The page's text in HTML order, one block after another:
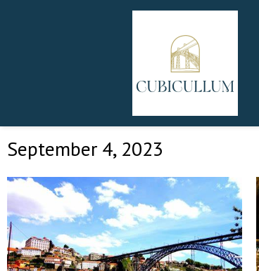
September 4, 2023